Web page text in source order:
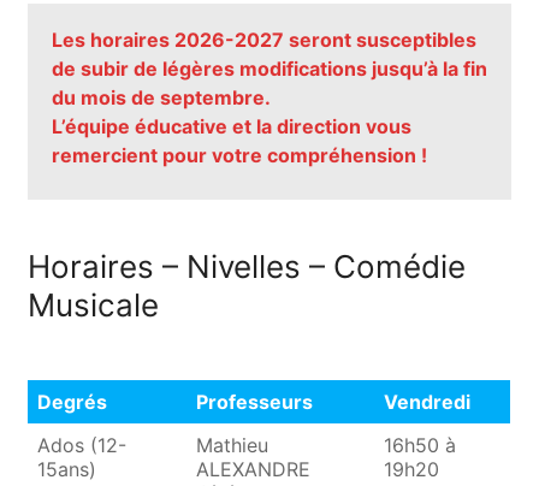
Les horaires 2026-2027 seront susceptibles
de subir de légères modifications jusqu’à la fin
du mois de septembre.
L’équipe éducative et la direction vous
remercient pour votre compréhension !
Horaires – Nivelles – Comédie
Musicale
Degrés Professeurs
Vendredi
Degrés
Professeurs Vendredi
Ados (12-
15ans)
Mathieu
ALEXANDRE
16h50 à
19h20